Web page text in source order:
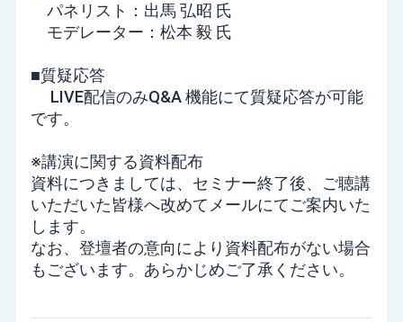
パネリスト：出馬 弘昭 氏
モデレーター：松本 毅 氏
■質疑応答
LIVE配信のみQ&A 機能にて質疑応答が可能
です。
※講演に関する資料配布
資料につきましては、セミナー終了後、ご聴講
いただいた皆様へ改めてメールにてご案内いた
します。
なお、登壇者の意向により資料配布がない場合
もございます。 あらかじめご了承ください。